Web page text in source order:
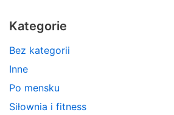
Kategorie
Bez kategorii
Inne
Po mensku
Siłownia i fitness